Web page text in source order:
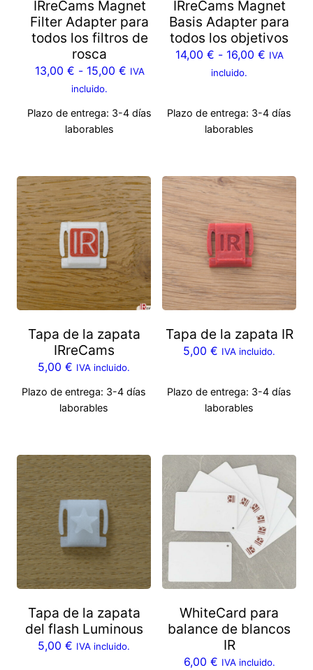
IRreCams Magnet
Filter Adapter para
todos los filtros de
rosca
13,00 € - 15,00 € IVA
incluido.
Plazo de entrega: 3-4 días
laborables
IRreCams Magnet
Basis Adapter para
todos los objetivos
14,00 € - 16,00 € IVA
incluido.
Plazo de entrega: 3-4 días
laborables
Tapa de la zapata
IRreCams
5,00 € IVA incluido.
Plazo de entrega: 3-4 días
laborables
Tapa de la zapata IR
5,00 € IVA incluido.
Plazo de entrega: 3-4 días
laborables
Tapa de la zapata
del flash Luminous
5,00 € IVA incluido.
WhiteCard para
balance de blancos
IR
6,00 € IVA incluido.